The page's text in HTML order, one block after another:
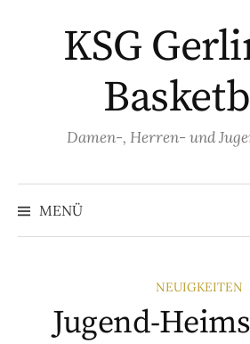
KSG
Damen-, Herren- und
MENÜ
NEUIGKEITEN
Jugend-